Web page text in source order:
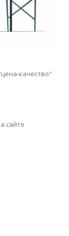
качество"
сайте